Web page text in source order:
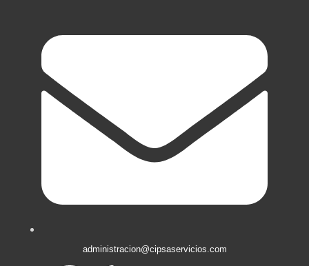
administracion@cipsaservicios.com